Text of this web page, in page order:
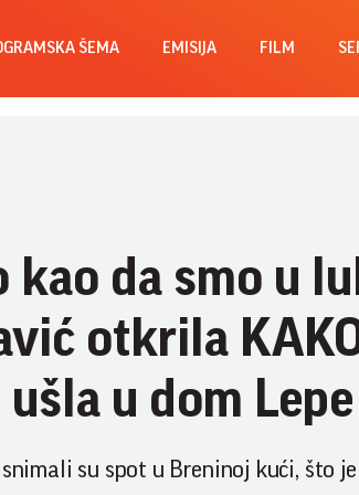
ŠEMA EMISIJA FILM
kao da smo u
otkrila
u dom
su spot u Breninoj kući, što